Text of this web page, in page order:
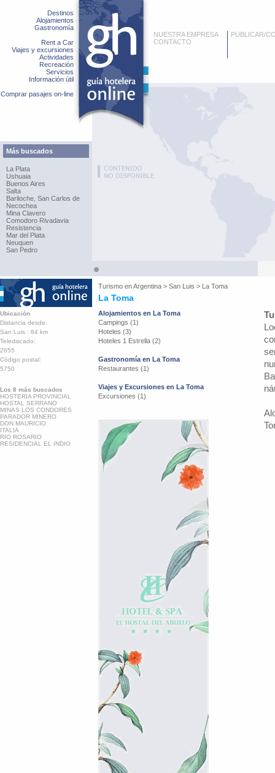
Destinos
Alojamientos
Gastronomía
Rent a Car
Viajes y excursiones
Actividades
Recreación
Servicios
Información útil
Comprar pasajes on-line
Más buscados
La Plata
Ushuaia
Buenos Aires
Salta
Bariloche, San Carlos de
Necochea
Mina Clavero
Comodoro Rivadavia
Resistencia
Mar del Plata
Neuquen
San Pedro
NUESTRA EMPRESA
CONTACTO
PUBLICAR/
Turismo enArgentina > San Luis > La Toma
La Toma
Ubicación
Distancia desde:
San Luis : 84 km
Telediscado:
2655
Código postal:
5750
Los 8 más buscados
HOSTERIA PROVINCIAL
HOSTAL SERRANO
MINAS LOS CONDORES
PARADOR MINERO
DON MAURICIO
ITALIA
RIO ROSARIO
RESIDENCIAL EL INDIO
Alojamientos en La Toma
Campings (1)
Hoteles (3)
Hoteles 1 Estrella (2)
Gastronomía en La Toma
Restaurantes (1)
Viajes y Excursiones en La Toma
Excursiones (1)